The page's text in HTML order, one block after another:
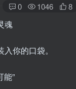
0 1046 8
魂
你的口袋。
能”